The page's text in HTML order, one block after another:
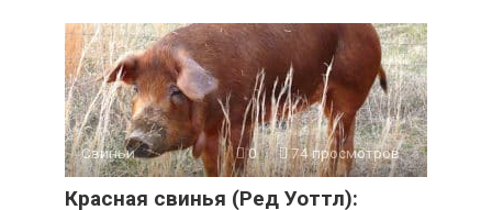
Свиньи 0 74 просмотров
Красная свинья (Ред Уоттл):